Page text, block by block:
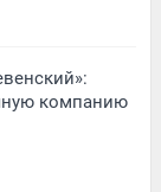
компанию